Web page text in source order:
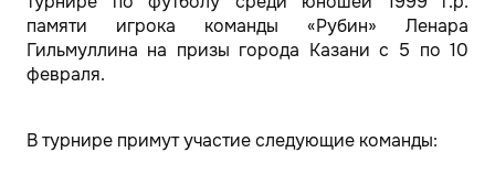
памяти игрока команды «Рубин» Ленара
Гильмуллина на призы города Казани с 5 по 10
февраля.
В турнире примут участие следующие команды: